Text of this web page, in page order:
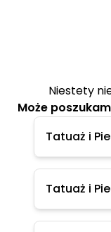
Niestety
Może
Tatuaż i
Tatuaż i